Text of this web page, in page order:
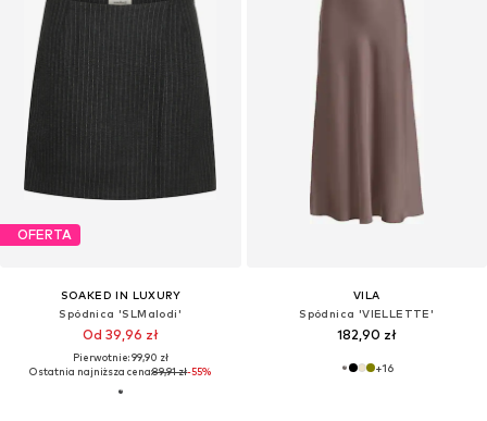
OFERTA
SOAKED IN LUXURY
Spódnica 'SLMalodi'
Od 39,96 zł
Pierwotnie: 99,90 zł
Ostatnia najniższa cena:89,91 zł-55%
VILA
Spódnica 'VIELLETTE'
182,90 zł
+16